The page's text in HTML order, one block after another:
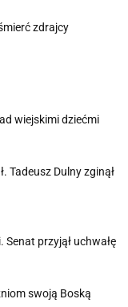
zdrajcy
wiejskimi dziećmi
Tadeusz Dulny zginął
przyjął uchwałę
swoją Boską